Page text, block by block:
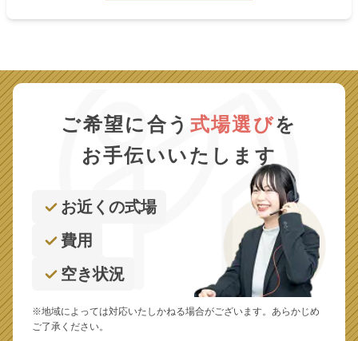
ご希望に合う 式場選びを
お手伝いいたします
お近くの式場
費用
空き状況
※地域によっては対応いたしかねる場合がございます。あらかじめ
ご了承ください。